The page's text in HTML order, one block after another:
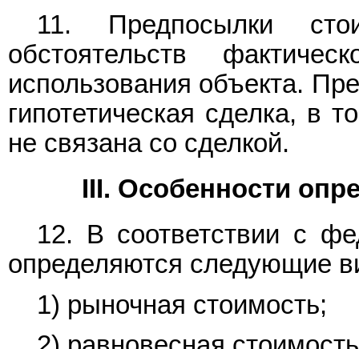
11. Предпосылки
обстоятельств
использования объекта.
гипотетическая сделка, в
не связана со сделкой.
III. Особенности
12. В соответствии с
определяются следующие
1) рыночная стоимость;